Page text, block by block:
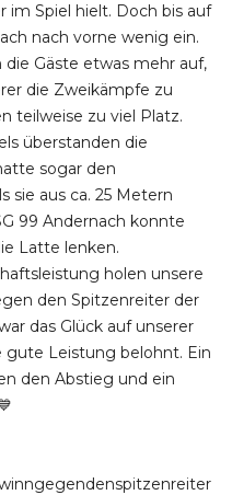
im Spiel hielt. Doch bis auf
nach vorne wenig ein.
Gäste etwas mehr auf,
die Zweikämpfe zu
teilweise zu viel Platz.
überstanden die
sogar den
sie aus ca. 25 Metern
99 Andernach konnte
Latte lenken.
holen unsere
den Spitzenreiter der
das Glück auf unserer
gute Leistung belohnt. Ein
den Abstieg und ein